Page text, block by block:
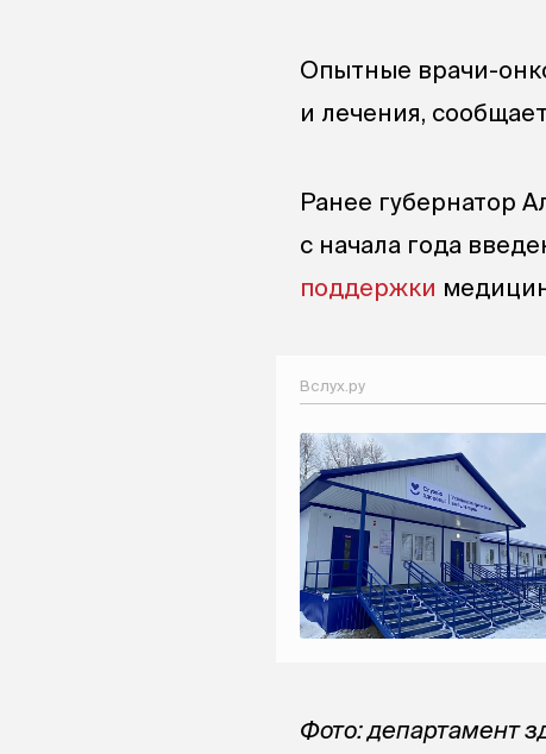
Опытные врачи-
и лечения,
Ранее губернатор
с начала года
поддержки
Вслух.ру
Фото: департамент